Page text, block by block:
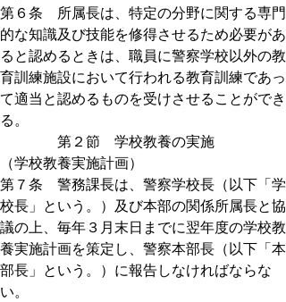
第６条 所属長は、特定の分野に関する専門
的な知識及び技能を修得させるため必要があ
ると認めるときは、職員に警察学校以外の教
育訓練施設において行われる教育訓練であっ
て適当と認めるものを受けさせることができ
る。
第２節 学校教養の実施
（学校教養実施計画）
第７条 警務課長は、警察学校長（以下「学
校長」という。）及び本部の関係所属長と協
議の上、毎年３月末日までに翌年度の学校教
養実施計画を策定し、警察本部長（以下「本
部長」という。）に報告しなければならな
い。